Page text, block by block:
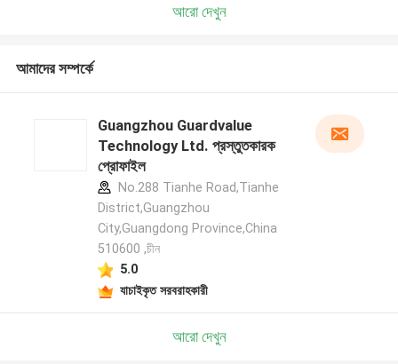
আরো দেখুন
আমাদের সম্পর্কে
Guangzhou Guardvalue
Technology Ltd. প্রস্তুতকারক
প্রোফাইল
No.288 Tianhe Road,Tianhe
District,Guangzhou
City,Guangdong Province,China
510600 ,চীন
5.0
যাচাইকৃত সরবরাহকারী
আরো দেখুন